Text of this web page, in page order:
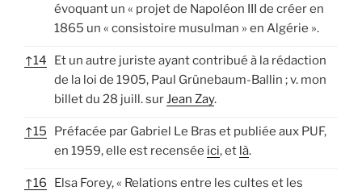
évoquant un « projet de Napoléon III de créer en
1865 un « consistoire musulman » en Algérie ».
↑14
Et un autre juriste ayant contribué à la rédaction
de la loi de 1905, Paul Grünebaum-Ballin ; v. mon
billet du 28 juill. surJean Zay.
↑15
Préfacée par Gabriel Le Bras et publiée aux PUF,
en 1959, elle est recensée ici, et là.
↑16
Elsa Forey, « Relations entre les cultes et les